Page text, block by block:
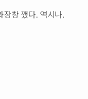
장창 깼다. 역시나.